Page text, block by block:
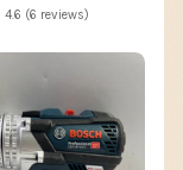
4.6 (6 reviews)